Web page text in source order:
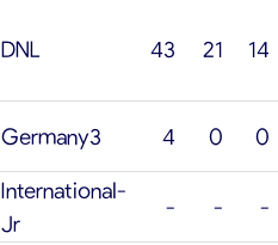
DNL 43 21 14
Germany3 4 0
0
International-
Jr
- -
-